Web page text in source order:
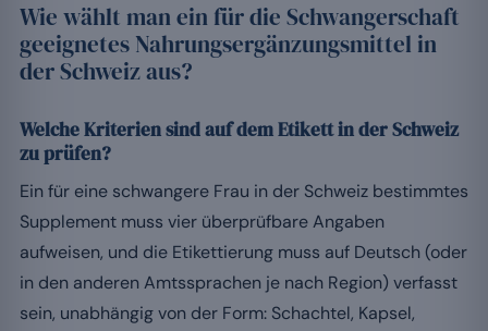
Wie wählt man ein für die Schwangerschaft
geeignetes Nahrungsergänzungsmittel in
der Schweiz aus?
Welche Kriterien sind auf dem Etikett in der Schweiz
zu prüfen?
Ein für eine schwangere Frau in der Schweiz bestimmtes
Supplement muss vier überprüfbare Angaben
aufweisen, und die Etikettierung muss auf Deutsch (oder
in den anderen Amtssprachen je nach Region) verfasst
sein, unabhängig von der Form: Schachtel, Kapsel,